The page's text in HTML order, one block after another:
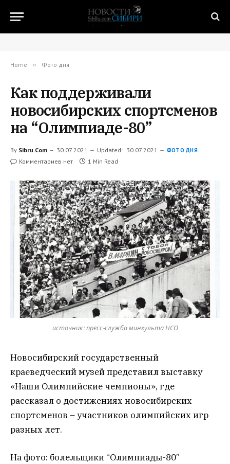
Home » Фото дня
Как поддерживали
новосибирских спортсменов
на “Олимпиаде-80”
By Sibru.Com 30.07.2021 Updated: 30.07.2021 ФОТО ДНЯ
Комментариев нет 1 Min Read
источник: пресс-служба минкульта НСО
Новосибирский государственный
краеведческий музей представил выставку
«Наши Олимпийские чемпионы», где
рассказал о достижениях новосибирских
спортсменов – участников олимпийских игр
разных лет.
На фото: болельщики “Олимпиады-80”